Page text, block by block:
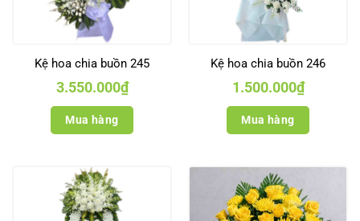
Kệ hoa chia buồn 245
3.550.000₫
Mua hàng
Kệ hoa chia buồn 246
1.500.000₫
Mua hàng